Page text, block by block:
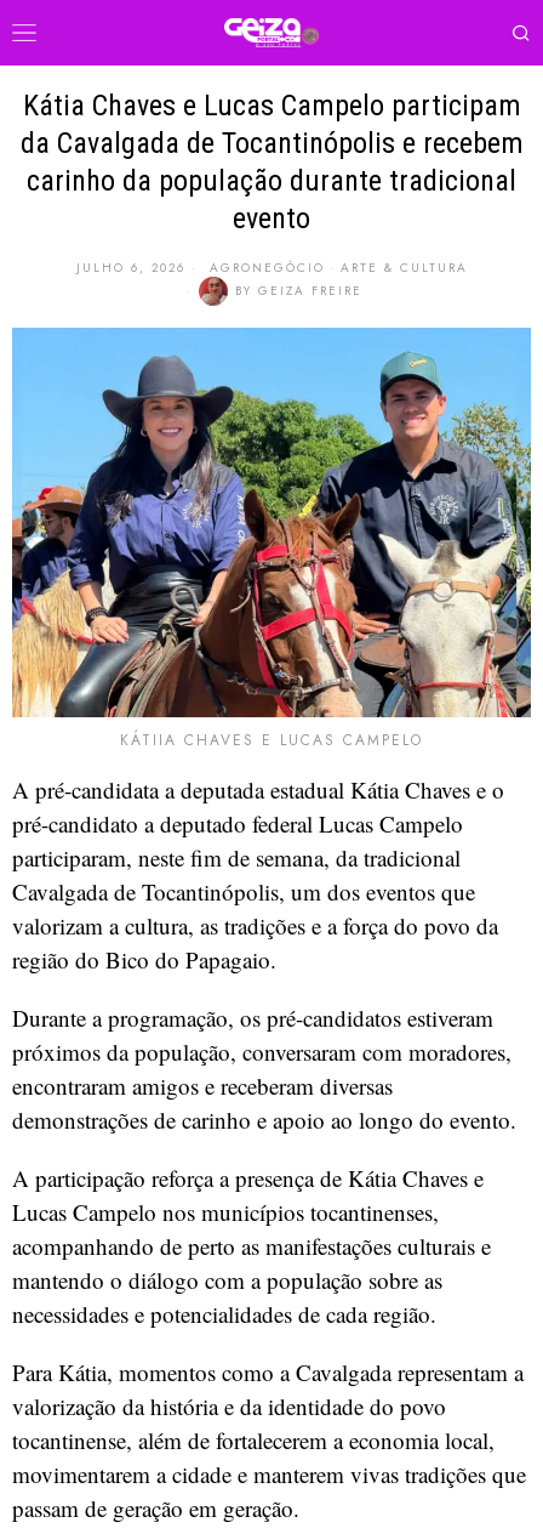
Kátia Chaves e Lucas Campelo participam
da Cavalgada de Tocantinópolis e recebem
carinho da população durante tradicional
evento
JULHO 6, 2026 AGRONEGÓCIO · ARTE & CULTURA
BY GEIZA FREIRE
KÁTIIA CHAVES E LUCAS CAMPELO
A pré-candidata a deputada estadual Kátia Chaves e o
pré-candidato a deputado federal Lucas Campelo
participaram, neste fim de semana, da tradicional
Cavalgada de Tocantinópolis, um dos eventos que
valorizam a cultura, as tradições e a força do povo da
região do Bico do Papagaio.
Durante a programação, os pré-candidatos estiveram
próximos da população, conversaram com moradores,
encontraram amigos e receberam diversas
demonstrações de carinho e apoio ao longo do evento.
A participação reforça a presença de Kátia Chaves e
Lucas Campelo nos municípios tocantinenses,
acompanhando de perto as manifestações culturais e
mantendo o diálogo com a população sobre as
necessidades e potencialidades de cada região.
Para Kátia, momentos como a Cavalgada representam a
valorização da história e da identidade do povo
tocantinense, além de fortalecerem a economia local,
movimentarem a cidade e manterem vivas tradições que
passam de geração em geração.